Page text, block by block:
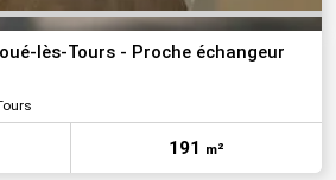
lès-Tours - Proche échangeur
191 m²